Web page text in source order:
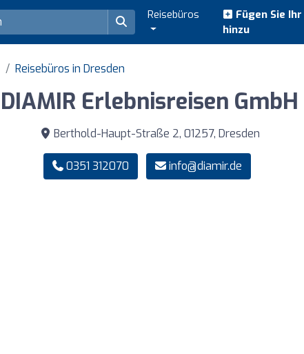
Reisebüros
Fügen Sie
hinzu
Reisebüros in Dresden
DIAMIR Erlebnisreisen GmbH
Berthold-Haupt-Straße 2, 01257, Dresden
0351 312070 info@diamir.de